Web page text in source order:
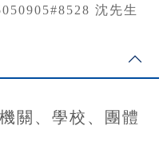
沈先生
關、學校、團體